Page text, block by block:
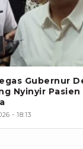
Gubernur
Nyinyir Pasien
- 18:13